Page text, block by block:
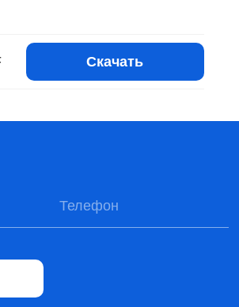
Скачать